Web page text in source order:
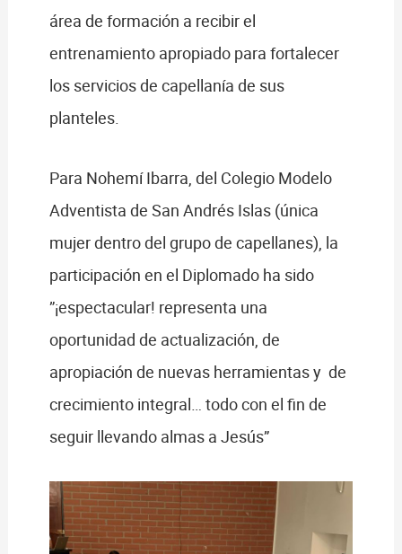
área de formación a recibir el
entrenamiento apropiado para fortalecer
los servicios de capellanía de sus
planteles.
Para Nohemí Ibarra, del Colegio Modelo
Adventista de San Andrés Islas (única
mujer dentro del grupo de capellanes), la
participación en el Diplomado ha sido
”¡espectacular! representa una
oportunidad de actualización, de
apropiación de nuevas herramientas y de
crecimiento integral… todo con el fin de
seguir llevando almas a Jesús”